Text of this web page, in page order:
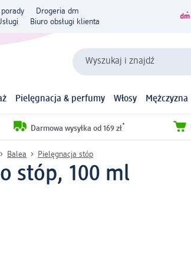
porady
Drogeria dm
Biuro obsługi klienta
Wyszukaj i znajdź
Pielęgnacja & perfumy Włosy Mężczyzna
Darmowa wysyłka od 169 zł*
Balea Pielęgnacja stóp
stóp, 100 ml